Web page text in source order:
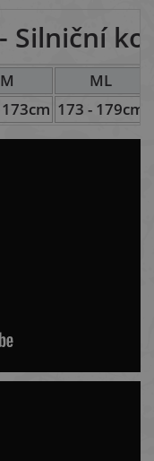
M
ML
173 - 179cm